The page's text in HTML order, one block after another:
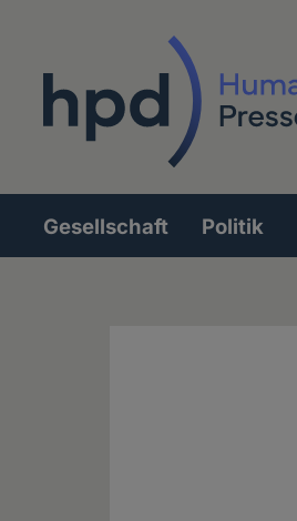
Hauptnavigation
Gesellschaft Politik